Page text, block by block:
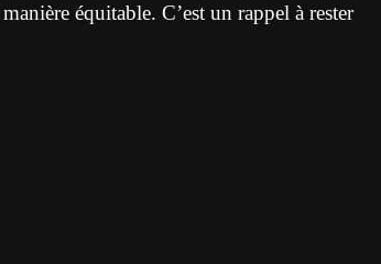
équitable. C’est un rappel à rester